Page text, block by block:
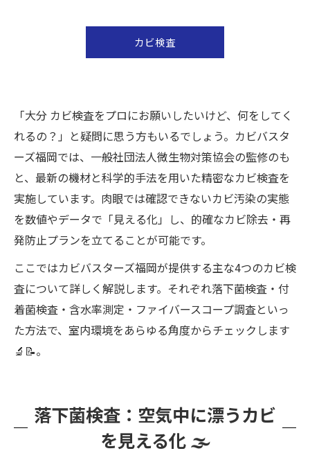
カビ検査
「大分 カビ検査をプロにお願いしたいけど、何をしてく
れるの？」と疑問に思う方もいるでしょう。カビバスタ
ーズ福岡では、一般社団法人微生物対策協会の監修のも
と、最新の機材と科学的手法を用いた精密なカビ検査を
実施しています。肉眼では確認できないカビ汚染の実態
を数値やデータで「見える化」し、的確なカビ除去・再
発防止プランを立てることが可能です。
ここではカビバスターズ福岡が提供する主な4つのカビ検
査について詳しく解説します。それぞれ落下菌検査・付
着菌検査・含水率測定・ファイバースコープ調査といっ
た方法で、室内環境をあらゆる角度からチェックします
🔬📝。
落下菌検査：空気中に漂うカビ
を見える化 🌫️